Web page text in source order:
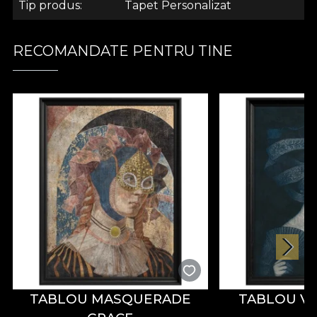
.
Colectia Fine Lines
Fine Lines – o colectie care sarbatoreste
complexitatea lucrurilor simple. Linia, schela
oricarui design, prin simplitatea si delicatetea ei, se
transforma si se reinventeaza cu fiecare variatiune.
Am ales sa ne axam pe o paleta de culori neutre si
sa scoatem in evidenta modelele acestei colectii
prin contur si schita. Ne-am inspirat din bogatia de
detalii si inflorituri ale stucaturii ornamentale: un
element arhitectural alegoric in ceea ce priveste
Tip produs Tapet Personalizat
RECOMANDATE PENTRU TINE
TABLOU MASQUERADE
TABLOU